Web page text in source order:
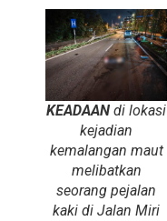
KEADAAN di lokasi
kejadian
kemalangan maut
melibatkan
seorang pejalan
kaki di Jalan Miri